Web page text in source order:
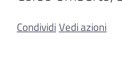
Comunicazione
CondividiVedi azioni